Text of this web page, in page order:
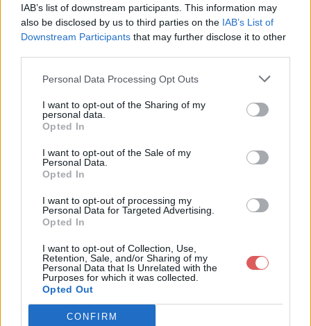
IAB’s list of downstream participants. This information may
also be disclosed by us to third parties on the IAB’s List of
Downstream Participants that may further disclose it to other
Personal Data Processing Opt Outs
I want to opt-out of the Sharing of my
personal data.
Opted In
I want to opt-out of the Sale of my
Personal Data.
Opted In
I want to opt-out of processing my
Personal Data for Targeted Advertising.
Opted In
I want to opt-out of Collection, Use,
Retention, Sale, and/or Sharing of my
Personal Data that Is Unrelated with the
Purposes for which it was collected.
Opted Out
CONFIRM
Partager le fichier Desktop.zip
sur le Web et les réseaux
sociaux:
Télécharger le fichier Desktop.zi